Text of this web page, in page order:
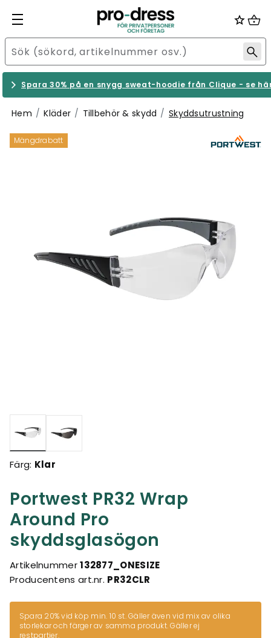
Spara 30% på en snygg sweat-hoodie från Clique - se
Hem Kläder Tillbehör & skydd Skyddsutrustning
Mängdrabatt
Portwest PR32 Wrap
Around Pro
skyddsglasögon
Artikelnummer132877_ONESIZE
Producentens art.nr. PR32CLR
Spara 20% vid köp min. 10 st. Gäller även vid mix av olika
storlekar och färger av samma produkt. Gäller ej
restpartier.
Valda
Färg: Klar